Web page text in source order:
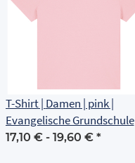
T-Shirt | Damen | pink |
Evangelische Grundschule
Erfurt
17,10 € - 19,60 € *